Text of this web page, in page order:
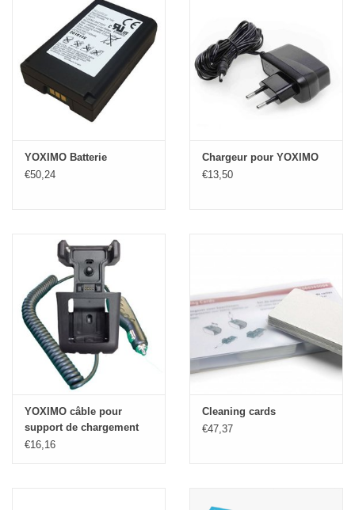
YOXIMO Batterie
€50,24
Chargeur pour YOXIMO
€13,50
YOXIMO câble pour
support de chargement
€16,16
Cleaning cards
€47,37